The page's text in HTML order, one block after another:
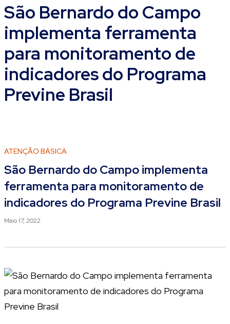
São Bernardo do Campo
implementa ferramenta
para monitoramento de
indicadores do Programa
Previne Brasil
ATENÇÃO BÁSICA
São Bernardo do Campo implementa
ferramenta para monitoramento de
indicadores do Programa Previne Brasil
Maio 17, 2022